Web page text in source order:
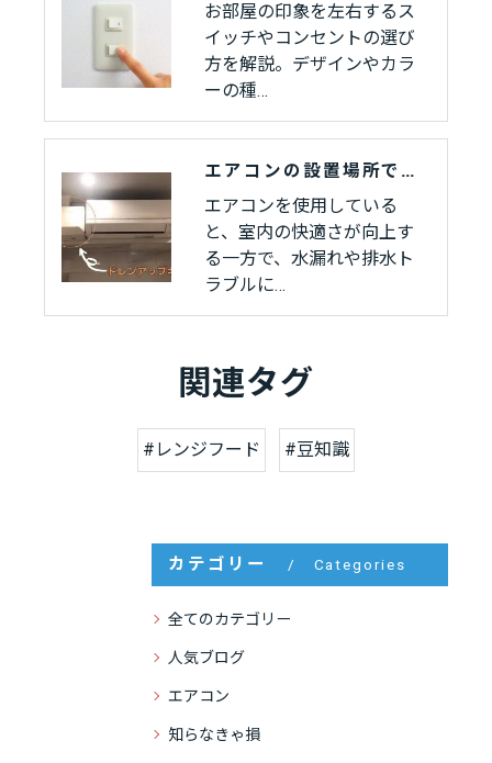
お部屋の印象を左右するス
イッチやコンセントの選び
方を解説。デザインやカラ
ーの種…
エアコンの設置場所でお困りの方へ｜ドレンアップキットで広がる選択肢
エアコンを使用している
と、室内の快適さが向上す
る一方で、水漏れや排水ト
ラブルに…
関連タグ
#レンジフード #豆知識
カテゴリー Categories
全てのカテゴリー
人気ブログ
エアコン
知らなきゃ損